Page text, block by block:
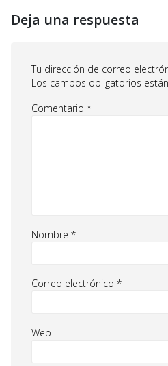
Deja una respuesta
Tu dirección de correo
Los campos obligatorios
Comentario *
Nombre *
Correo electrónico *
Web